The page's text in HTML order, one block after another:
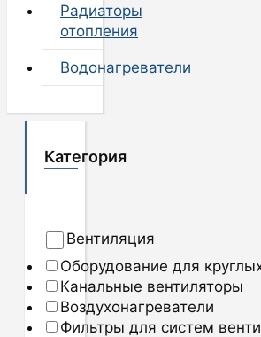
Радиаторы
отопления
Водонагреватели
Категория
Вентиляция
Оборудование для
Канальные вентиляторы
Воздухонагреватели
Фильтры для систем